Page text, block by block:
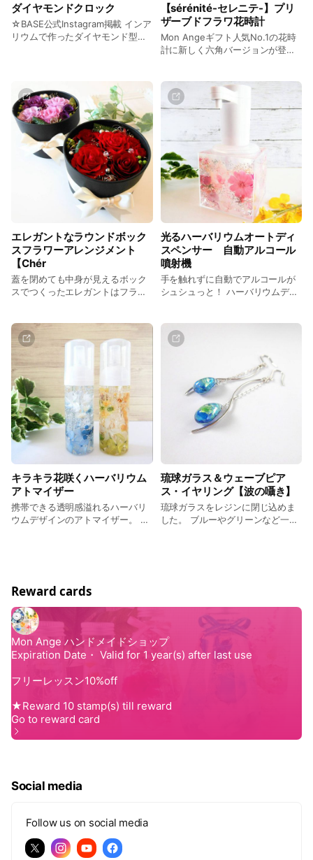
ダイヤモンドクロック
☆BASE公式Instagram掲載 インア
リウムで作ったダイヤモンド型の
【sérénité-セレニテ-】プリ
ザーブドフラワ花時計
Mon Angeギフト人気No.1の花時
計に新しく六角バージョンが登
エレガントなラウンドボック
スフラワーアレンジメント
【Chér
蓋を閉めても中身が見えるボック
スでつくったエレガントはフラワ
た。
光るハーバリウムオートディ
スペンサー 自動アルコール
噴射機
手を触れずに自動でアルコールが
シュシュっと！ ハーバリウムデザ
キラキラ花咲くハーバリウム
アトマイザー
携帯できる透明感溢れるハーバリ
ウムデザインのアトマイザー。 ア
琉球ガラス＆ウェーブピア
ス・イヤリング【波の囁き】
琉球ガラスをレジンに閉じ込めま
した。 ブルーやグリーンなど一つ
Reward cards
Social media
Follow us on social media